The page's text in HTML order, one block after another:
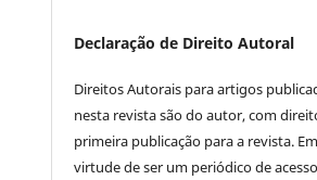
Declaração de Direito Autoral
Direitos Autorais para artigos
nesta revista são do autor, com
primeira publicação para a revista. Em
virtude de ser um periódico de acesso